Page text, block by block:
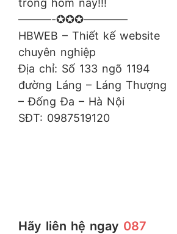
trong hôm nay!!!
———-✪✪✪————
HBWEB – Thiết kế website
chuyên nghiệp
Địa chỉ: Số 133 ngõ 1194
đường Láng – Láng Thượng
– Đống Đa – Hà Nội
SĐT: 0987519120
Hãy liên hệ ngay 087